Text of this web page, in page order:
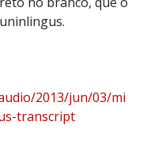
2013/jun/03/mi
transcript